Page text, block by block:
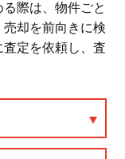
際は、物件ごと
却を前向きに検
定を依頼し、査
宮